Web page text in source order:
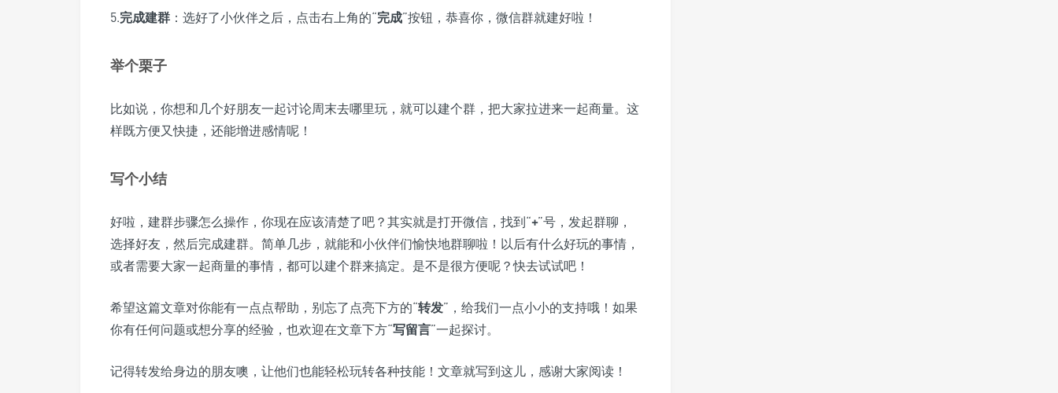
5.完成建群 ：选好了小伙伴之后，点击右上角的“完成”按钮，恭喜你，微信群就建好啦！
举个栗子
比如说，你想和几个好朋友一起讨论周末去哪里玩，就可以建个群，把大家拉进来一起商量。这
样既方便又快捷，还能增进感情呢！
写个小结
好啦，建群步骤怎么操作，你现在应该清楚了吧？其实就是打开微信，找到“+”号，发起群聊，
选择好友，然后完成建群。简单几步，就能和小伙伴们愉快地群聊啦！以后有什么好玩的事情，
或者需要大家一起商量的事情，都可以建个群来搞定。是不是很方便呢？快去试试吧！
希望这篇文章对你能有一点点帮助，别忘了点亮下方的“转发”，给我们一点小小的支持哦！如果
你有任何问题或想分享的经验，也欢迎在文章下方“写留言”一起探讨。
记得转发给身边的朋友噢，让他们也能轻松玩转各种技能！文章就写到这儿，感谢大家阅读！